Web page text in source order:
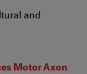
and
Motor Axon